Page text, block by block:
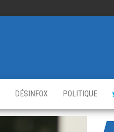
DÉSINFOX POLITIQUE